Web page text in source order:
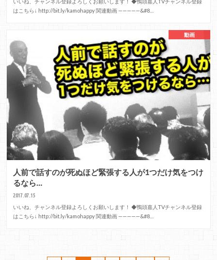
はこちら↓ http://bit.ly/kamohappy 関連動画 —————&#8…
動画
人前で話すのが死ぬほど緊張する人が1つだけ気をつけ
るなら…
2017.07.15
いいね、チャンネル登録よろしくお願いします！ ◆鴨頭嘉人TVチャンネル登録
はこちら↓ http://bit.ly/kamohappy 関連動画 —————&#8…